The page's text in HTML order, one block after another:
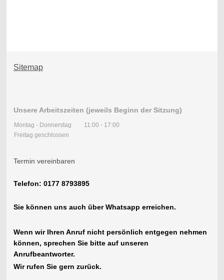
Sitemap
Unsere Arbeitszeiten (jeweils Beginn der Sitzung)
Montag - Donnerstag 11:00 - 17:00
Freitag geschlossen
Termin vereinbaren
Telefon: 0177 8793895
Sie können uns auch über Whatsapp erreichen.
Wenn wir Ihren Anruf nicht persönlich entgegen nehmen
können, sprechen Sie bitte auf unseren
Anrufbeantworter.
Wir rufen Sie gern zurück.